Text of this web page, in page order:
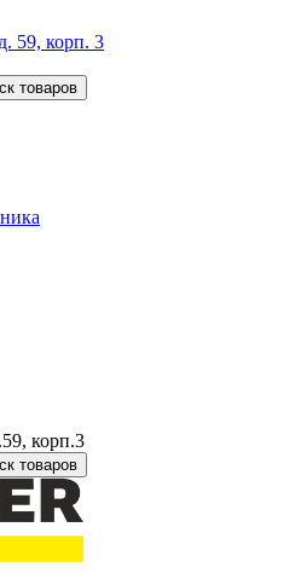
59, корп. 3
товаров
корп.3
товаров